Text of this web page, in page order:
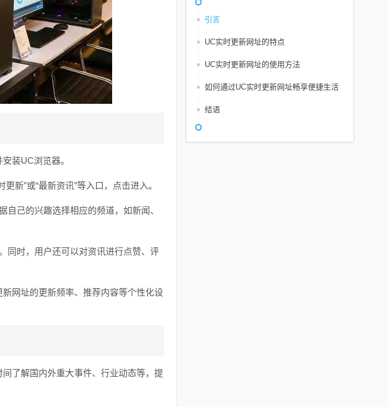
装UC浏览器。
新”或“最新资讯”等入口，点击进入。
己的兴趣选择相应的频道，如新闻、
同时，用户还可以对资讯进行点赞、评
网址的更新频率、推荐内容等个性化设
了解国内外重大事件、行业动态等，提
引言
UC实时更新网址的特点
UC实时更新网址的使用方法
如何通过UC实时更新网址畅享便捷生活
结语